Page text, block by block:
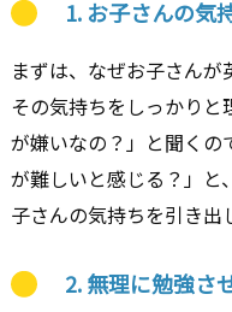
1. お子さんの気
まずは、なぜお子さんが
その気持ちをしっかり
が嫌いなの？」と聞くの
が難しいと感じる？」と
子さんの気持ちを引き出
2.無理に勉強さ